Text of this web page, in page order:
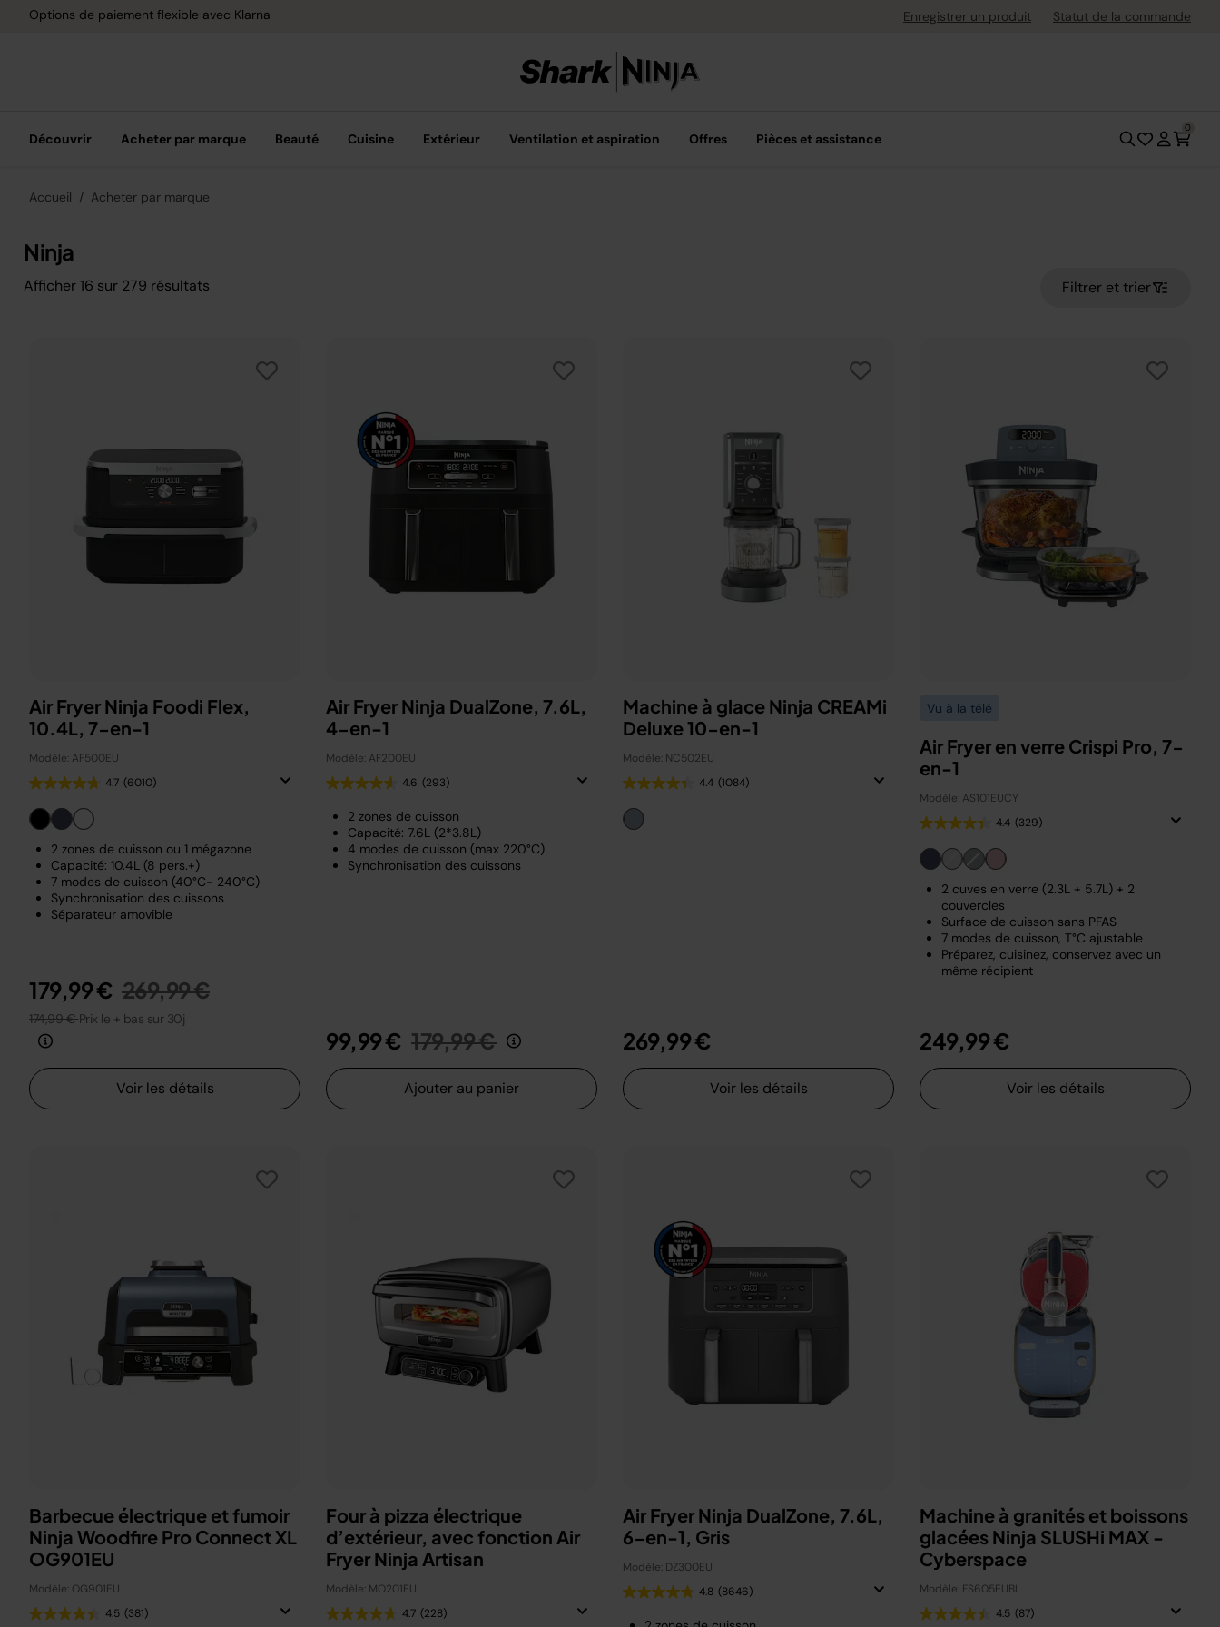
Options de paiement flexible avec Klarna Livraison gratuite dès 40 € d'achatEnregistrer un produit Statut de la commande
Découvrir Acheter par marque Beauté Cuisine Extérieur Ventilation et aspiration Offres Pièces et assistance
0
Accueil Acheter par marque
Ninja
Afficher 16 sur 279 résultats Filtrer et trier
Air Fryer Ninja Foodi Flex,
10.4L, 7-en-1
Modèle: AF500EU
4.7 (6010)
2 zones de cuisson ou 1 mégazone
Capacité: 10.4L (8 pers.+)
7 modes de cuisson (40°C- 240°C)
Synchronisation des cuissons
Séparateur amovible
179,99 € Prix réduit de
269,99 €au
174,99 €Prix le + bas sur 30j
Voir les détails
Air Fryer Ninja DualZone, 7.6L,
4-en-1
Modèle: AF200EU
4.6 (293)
2 zones de cuisson
Capacité: 7.6L (2*3.8L)
4 modes de cuisson (max 220°C)
Synchronisation des cuissons
99,99 € Prix réduit de
179,99 €au
Ajouter au panier
Machine à glace Ninja CREAMi
Deluxe 10-en-1
Modèle: NC502EU
4.4 (1084)
269,99 €
Voir les détails
Vu à la télé
Air Fryer en verre Crispi Pro, 7-
en-1
Modèle: AS101EUCY
4.4 (329)
2 cuves en verre (2.3L + 5.7L) + 2
couvercles
Surface de cuisson sans PFAS
7 modes de cuisson, T°C ajustable
Préparez, cuisinez, conservez avec un
même récipient
249,99 €
Voir les détails
Barbecue électrique et fumoir
Ninja Woodfire Pro Connect XL
OG901EU
Modèle: OG901EU
4.5 (381)
Four à pizza électrique
d’extérieur, avec fonction Air
Fryer Ninja Artisan
Modèle: MO201EU
4.7 (228)
Air Fryer Ninja DualZone, 7.6L,
6-en-1, Gris
Modèle: DZ300EU
4.8 (8646)
Machine à granités et boissons
glacées Ninja SLUSHi MAX -
Cyberspace
Modèle: FS605EUBL
4.5 (87)